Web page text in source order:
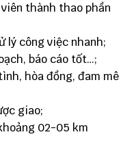
thành thao phần
lý công việc nhanh;
báo cáo tốt…;
hòa đồng, đam mê
giao;
02-05 km